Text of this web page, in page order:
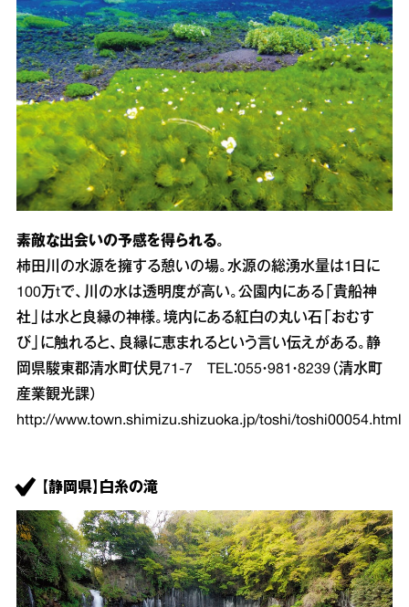
素敵な出会いの予感を得られる。
柿田川の水源を擁する憩いの場。水源の総湧水量は1日に
100万tで、川の水は透明度が高い。公園内にある「貴船神
社」は水と良縁の神様。境内にある紅白の丸い石「おむす
び」に触れると、良縁に恵まれるという言い伝えがある。静
岡県駿東郡清水町伏見71‐7 TEL：055・981・8239（清水町
産業観光課）
http://www.town.shimizu.shizuoka.jp/toshi/toshi00054.html
【静岡県】白糸の滝